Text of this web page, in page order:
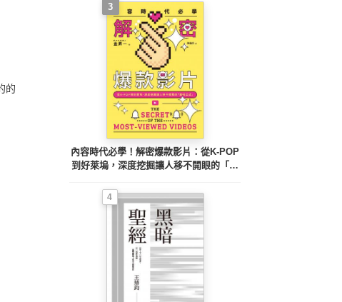
的
3
內容時代必學！解密爆款影片：從K-POP
到好萊塢，深度挖掘讓人移不開眼的「趣
4